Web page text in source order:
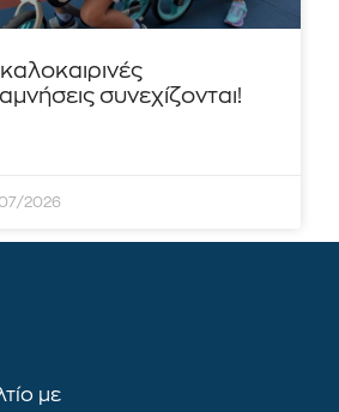
συνεχίζονται!
2026
με